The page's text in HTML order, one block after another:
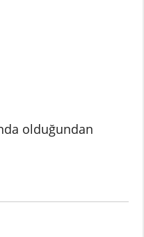
olduğundan